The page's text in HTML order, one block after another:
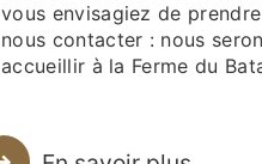
vous envisagiez de
nous contacter : nous
accueillir à la Ferme du